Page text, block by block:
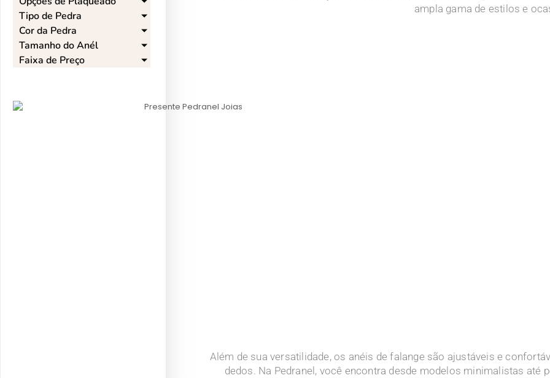
Tipo de Pedra​
Cor da Pedra​
Tamanho do Anél​
Faixa de Preço​
ampla gama de estilos e
Além de sua versatilidade, os anéis de falange são ajustáveis e
dedos. Na Pedranel, você encontra desde modelos minimalistas até